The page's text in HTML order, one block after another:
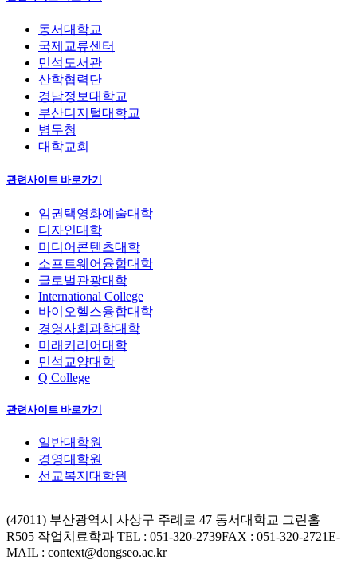
동서대학교
국제교류센터
민석도서관
산학협력단
경남정보대학교
부산디지털대학교
병무청
대학교회
관련사이트 바로가기
임권택영화예술대학
디자인대학
미디어콘텐츠대학
소프트웨어융합대학
글로벌관광대학
International College
바이오헬스융합대학
경영사회과학대학
미래커리어대학
민석교양대학
Q College
관련사이트 바로가기
일반대학원
경영대학원
선교복지대학원
(47011) 부산광역시 사상구 주례로 47 동서대학교 그린홀
R505 작업치료학과 TEL : 051-320-2739FAX : 051-320-2721E-
MAIL : context@dongseo.ac.kr